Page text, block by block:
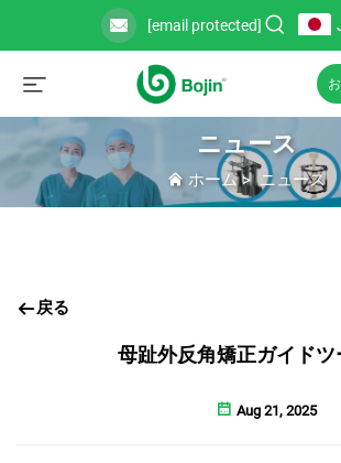
[email protected]
ニュース
ホーム>ニュース
戻る
母趾外反角矯正ガイドツ
Aug 21, 2025